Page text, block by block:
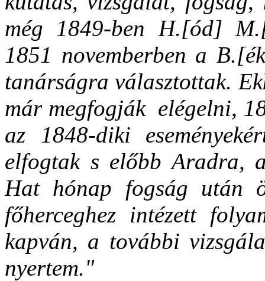
még 1849-ben H.[ód]
1851 novemberben a
tanárságra választottak.
már megfogják elégelni,
az 1848-diki
elfogtak s előbb Aradra,
Hat hónap fogság után
főherceghez intézett
kapván, a további
nyertem."